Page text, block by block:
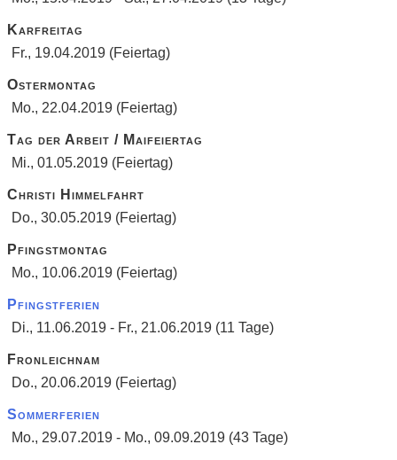
Karfreitag
Fr., 19.04.2019 (Feiertag)
Ostermontag
Mo., 22.04.2019 (Feiertag)
Tag der Arbeit / Maifeiertag
Mi., 01.05.2019 (Feiertag)
Christi Himmelfahrt
Do., 30.05.2019 (Feiertag)
Pfingstmontag
Mo., 10.06.2019 (Feiertag)
Pfingstferien
Di., 11.06.2019 - Fr., 21.06.2019 (11 Tage)
Fronleichnam
Do., 20.06.2019 (Feiertag)
Sommerferien
Mo., 29.07.2019 - Mo., 09.09.2019 (43 Tage)